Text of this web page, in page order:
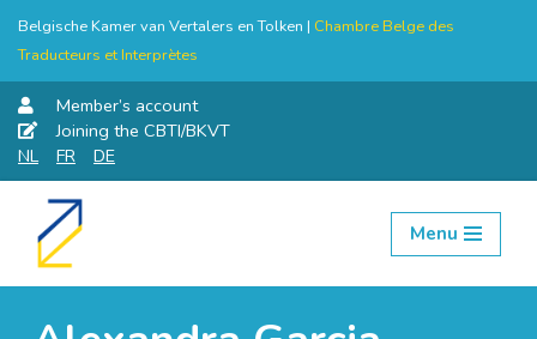
Belgische Kamer van Vertalers en Tolken | Chambre Belge des
Traducteurs et Interprètes
Member’s account
Joining the CBTI/BKVT
NL
FR DE
Skip
Menu